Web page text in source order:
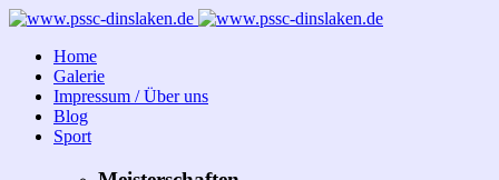
Home
Galerie
Impressum / Über uns
Blog
Sport